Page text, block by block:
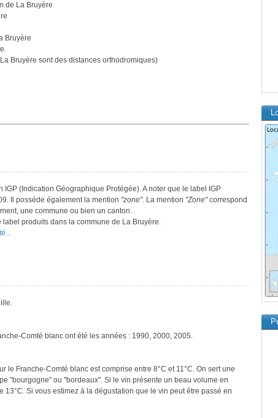
de La Bruyère
Bruyère
Bruyère sont des distances orthodromiques)
(Indication Géographique Protégée). A noter que le label IGP
Il possède également la mention "zone". La mention "Zone"correspond
une commune ou bien un canton.
produits dans la commune de La Bruyère.
Comté blanc ont été les années : 1990, 2000, 2005.
le Franche-Comté blanc est comprise entre 8°C et 11°C. On sert une
"bourgogne" ou "bordeaux". Si le vin présente un beau volume en
Si vous estimez à la dégustation que le vin peut être passé en